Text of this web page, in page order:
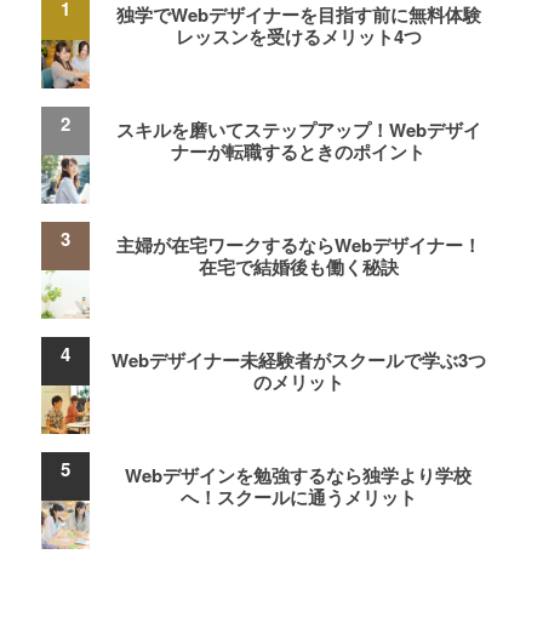
独学でWebデザイナーを目指す前に無料体験
レッスンを受けるメリット4つ
スキルを磨いてステップアップ！Webデザイ
ナーが転職するときのポイント
主婦が在宅ワークするならWebデザイナー！
在宅で結婚後も働く秘訣
Webデザイナー未経験者がスクールで学ぶ3つ
のメリット
Webデザインを勉強するなら独学より学校
へ！スクールに通うメリット